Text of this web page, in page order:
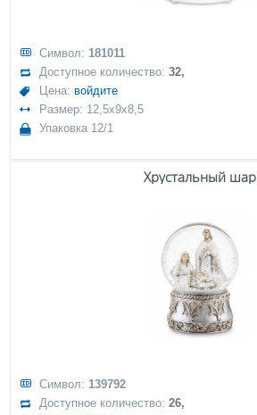
Символ: 181011
Доступное количество:32,
Цена: войдите
Размер: 12,5x9x8,5
Упаковка 12/1
Хрустальный шар
Символ: 139792
Доступное количество:26,